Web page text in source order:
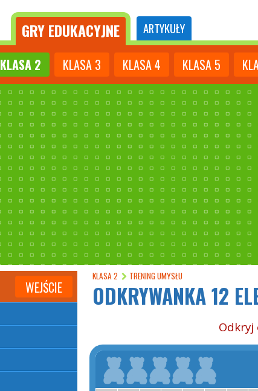
GRYEDUKACYJNE ARTYKUŁY
KLASA 2 KLASA 3 KLASA4 KLASA 5
KLASA 2 TRENING UMYSŁU
ODKRYWANKA 12
Odkryj
WEJŚCIE